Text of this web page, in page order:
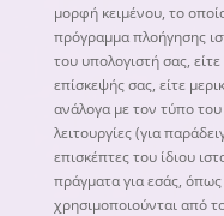
μορφή κειμένου, το
πρόγραμμα πλοήγησης
του υπολογιστή σας,
επίσκεψής σας, είτε
ανάλογα με τον τύπο
λειτουργίες (για
επισκέπτες του ίδιου
πράγματα για εσάς, όπως
χρησιμοποιούνται από